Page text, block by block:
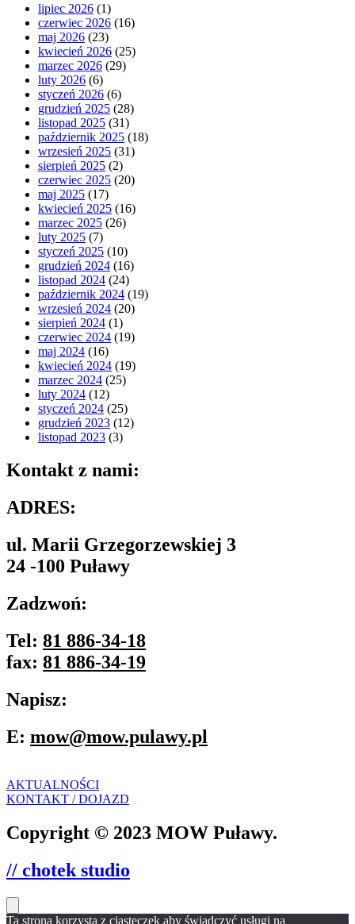
lipiec 2026 (1)
czerwiec 2026 (16)
maj 2026 (23)
kwiecień 2026 (25)
marzec 2026 (29)
luty 2026 (6)
styczeń 2026 (6)
grudzień 2025 (28)
listopad 2025 (31)
październik 2025 (18)
wrzesień 2025 (31)
sierpień 2025 (2)
czerwiec 2025 (20)
maj 2025 (17)
kwiecień 2025 (16)
marzec 2025 (26)
luty 2025 (7)
styczeń 2025 (10)
grudzień 2024 (16)
listopad 2024 (24)
październik 2024 (19)
wrzesień 2024 (20)
sierpień 2024 (1)
czerwiec 2024 (19)
maj 2024 (16)
kwiecień 2024 (19)
marzec 2024 (25)
luty 2024 (12)
styczeń 2024 (25)
grudzień 2023 (12)
listopad 2023 (3)
Kontakt z nami:
ADRES:
ul. Marii Grzegorzewskiej 3
24 -100 Puławy
Zadzwoń:
Tel: 81 886-34-18
fax: 81 886-34-19
Napisz:
E: mow@mow.pulawy.pl
AKTUALNOŚCI
KONTAKT / DOJAZD
Copyright © 2023 MOW Puławy.
// chotek studio
Ta strona korzysta z ciasteczek aby świadczyć usługi na